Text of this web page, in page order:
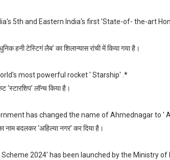
5th and Eastern India's first 'State-of- the-art
हनी टेस्टिगं लैब’ का शिलान्यास रांची में किया गया है।
most powerful rocket ' Starship' .*
लॉन्च किया है।
has changed the name of Ahmednagar to '
नाम बदलकर ‘अहिल्या नगर’ कर दिया है।
2024' has been launched by the Ministry of